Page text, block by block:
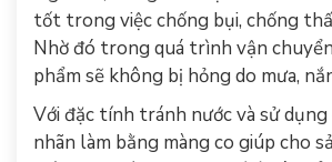
tốt trong việc chống bụi, chống
Nhờ đó trong quá trình vận
phẩm sẽ không bị hỏng do mưa,
Với đặc tính tránh nước và sử dụng
nhãn làm bằng màng co giúp cho